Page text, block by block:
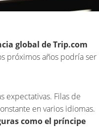
global de Trip.com
próximos años podría ser
expectativas. Filas de
en varios idiomas.
como el príncipe